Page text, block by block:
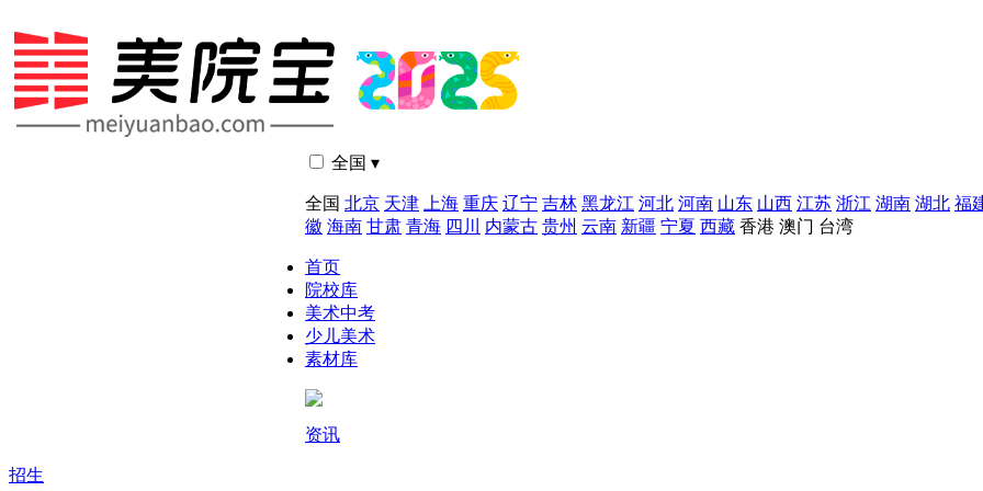
全国 ▾
全国 北京 天津 上海 重庆 辽宁 吉林 黑龙江 河北 河南 山东 山西 江苏 浙江 湖南 湖北 福
徽 海南 甘肃 青海 四川 内蒙古 贵州 云南 新疆 宁夏 西藏 香港 澳门 台湾
首页
院校库
美术中考
少儿美术
素材库
资讯
招生